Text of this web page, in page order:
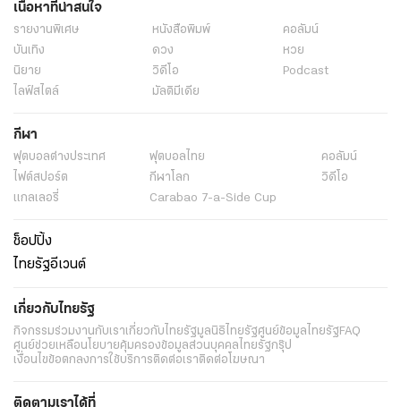
เนื้อหาที่น่าสนใจ
รายงานพิเศษ หนังสือพิมพ์
คอลัมน์
บันเทิง
ดวง
หวย
นิยาย
วิดีโอ
Podcast
ไลฟ์สไตล์
มัลติมีเดีย
กีฬา
ฟุตบอลต่่างประเทศ ฟุตบอลไทย
คอลัมน์
ไฟต์สปอร์ต
กีฬาโลก
วิดีโอ
แกลเลอรี่
Carabao 7-a-Side Cup
ช็อปปิ้ง
ไทยรัฐอีเวนต์
เกี่ยวกับไทยรัฐ
กิจกรรมร่วมงานกับเราเกี่ยวกับไทยรัฐมูลนิธิไทยรัฐศูนย์ข้อมูลไทยรัฐFAQ
ศูนย์ช่วยเหลือนโยบายคุ้มครองข้อมูลส่วนบุคคลไทยรัฐกรุ๊ป
เงื่อนไขข้อตกลงการใช้บริการติดต่อเราติดต่อโฆษณา
ติดตามเราได้ที่